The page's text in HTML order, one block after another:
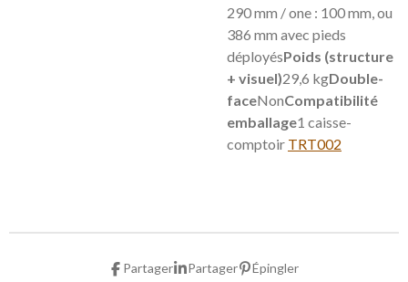
290 mm / one : 100 mm, ou
386 mm avec pieds
déployésPoids (structure
+ visuel)29,6 kgDouble-
faceNonCompatibilité
emballage1 caisse-
comptoir TRT002
Partager Partager Épingler